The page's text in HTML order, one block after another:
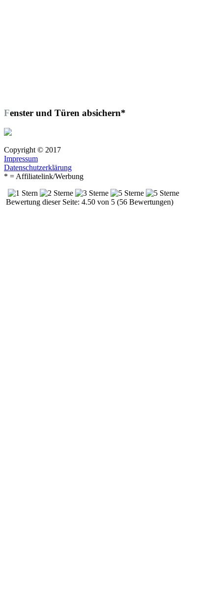
Fenster und Türen absichern*
Copyright © 2017
Impressum
Datenschutzerklärung
* = Affiliatelink/Werbung
Bewertung dieser Seite: 4.50 von 5 (56 Bewertungen)